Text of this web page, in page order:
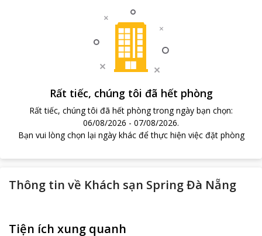
Rất tiếc, chúng tôi đã hết phòng
Rất tiếc, chúng tôi đã hết phòng trong ngày bạn chọn:
06/08/2026 - 07/08/2026.
Bạn vui lòng chọn lại ngày khác để thực hiện việc đặt phòng
Thông tin về Khách sạn Spring Đà Nẵng
Tiện ích xung quanh